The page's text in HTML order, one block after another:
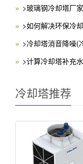
>玻璃钢冷却塔厂
>如何解决环保冷
>冷却塔消音降噪(
>计算冷却塔补充
冷却塔推荐